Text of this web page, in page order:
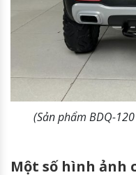
(Sản phẩm BDQ-
Một số hình